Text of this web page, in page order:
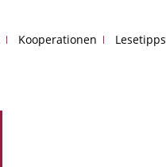
Kooperationen Lesetipps